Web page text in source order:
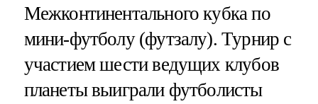
Межконтинентального кубка по
мини-футболу (футзалу). Турнир с
участием шести ведущих клубов
планеты выиграли футболисты